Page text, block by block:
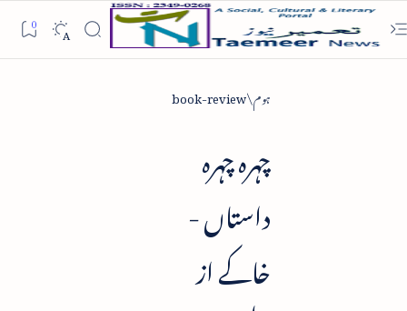
ہوم book-review
چہرہ چہرہ
داستاں -
خاکے از